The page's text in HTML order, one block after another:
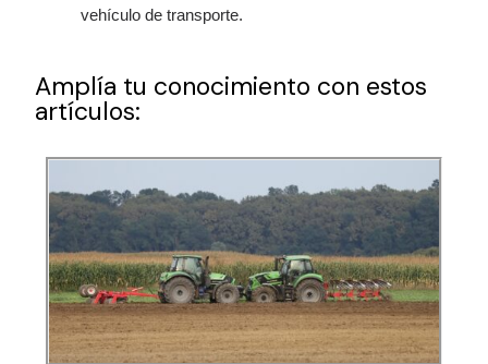
vehículo de transporte.
Amplía tu conocimiento con estos
artículos: